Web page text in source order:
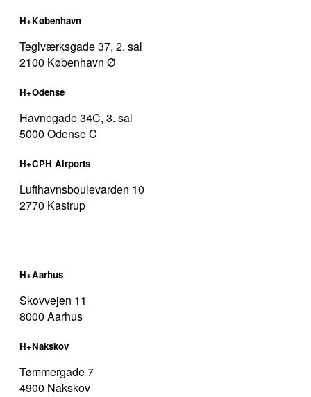
H+København
Teglværksgade 37, 2. sal
2100 København Ø
H+Odense
Havnegade 34C, 3. sal
5000 Odense C
H+CPH Airports
Lufthavnsboulevarden 10
2770 Kastrup
H+Aarhus
Skovvejen 11
8000 Aarhus
H+Nakskov
Tømmergade 7
4900 Nakskov